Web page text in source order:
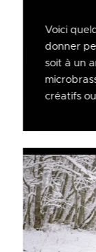
Voici
donner
soit à un
créatifs